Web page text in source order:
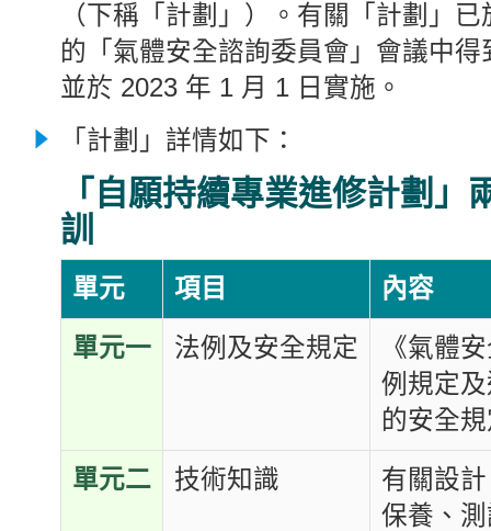
（下稱「 計劃」）。有關「計劃」 已
的「氣體安全諮詢委員會」會議中得
並於 2023 年 1 月 1 日實施。
「 計劃」詳情如下：
「自願持續專業進修計劃」
訓
單元 項目 內容
單元一 法例及安全規定
《氣體
例規定
的安全
單元二 技術知識
有關設
保養、